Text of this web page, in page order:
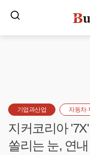
기업과산업 자동차·
지커코리아
쏠리는 눈, 연